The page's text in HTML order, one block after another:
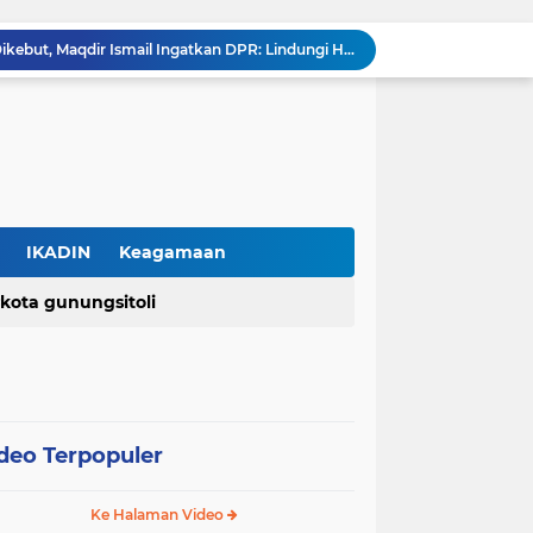
Agusman Lawölö Resmi Dilantik sebagai Ketua PMLI Periode 2026–2031, Siap Perkuat Persatuan Marga Lawölö
Korban Dugaan Penganiayaan Kritis di ICU, Dua Balita Kehilangan Tulang Punggung Keluarga
PERADI PROFESIONAL dan Universitas Indonesia Buka PKPA Angkatan I, Hadirkan Pengajar Elite Penegak Hukum dan Akademisi
IKADIN
(2)
Keagamaan
(2)
kota gunungsitoli
Terpopuler
Ke Halaman Video